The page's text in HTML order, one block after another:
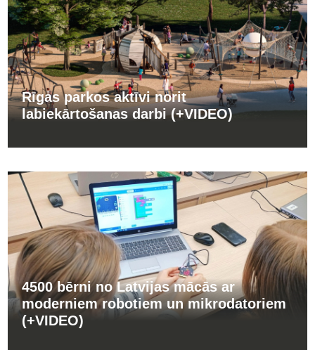
Rīgas parkos aktīvi norit
labiekārtošanas darbi (+VIDEO)
4500 bērni no Latvijas mācās ar
moderniem robotiem un mikrodatoriem
(+VIDEO)